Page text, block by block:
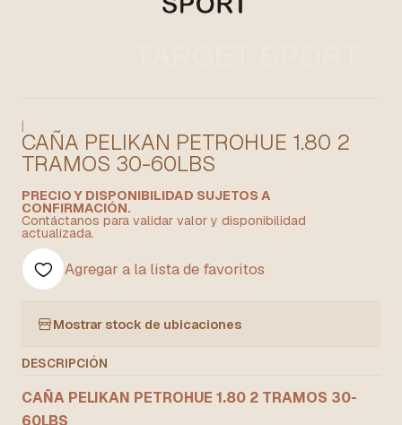
|
CAÑA PELIKAN PETROHUE 1.80 2
TRAMOS 30-60LBS
PRECIO Y DISPONIBILIDAD SUJETOS A
CONFIRMACIÓN.
Contáctanos para validar valor y disponibilidad
actualizada.
Agregar a la lista de favoritos
Mostrar stock de ubicaciones
DESCRIPCIÓN
CAÑA PELIKAN PETROHUE 1.80 2 TRAMOS 30-
60LBS